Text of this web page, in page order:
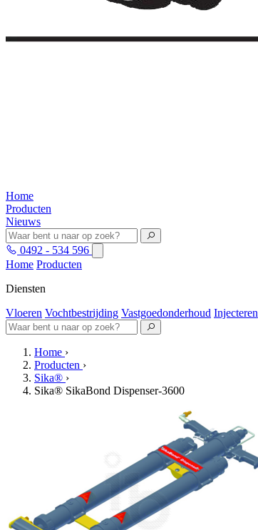
Home
Producten
Nieuws
0492 - 534 596
Home Producten
Diensten
Vloeren Vochtbestrijding Vastgoedonderhoud Injecteren
Home ›
Producten ›
Sika® ›
Sika® SikaBond Dispenser-3600